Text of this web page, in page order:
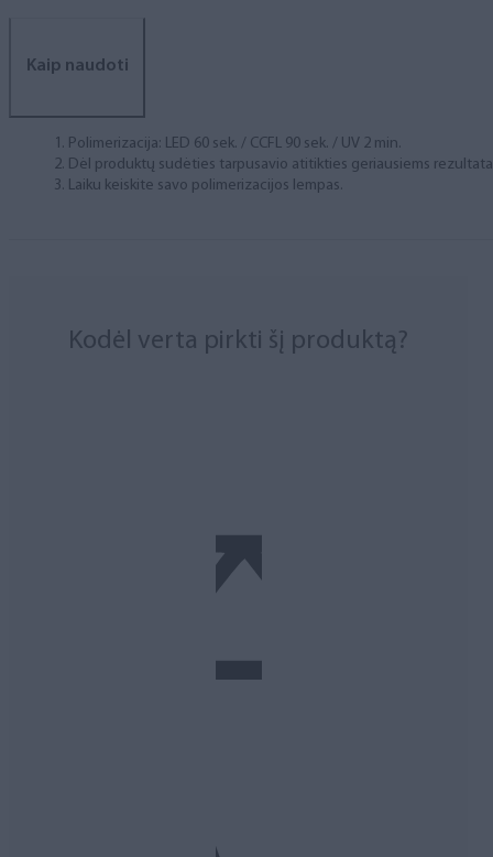
Kaip naudoti
Polimerizacija: LED 60 sek. / CCFL 90 sek. / UV 2 min.
Dėl produktų sudėties tarpusavio atitikties geriausiems
Laiku keiskite savo polimerizacijos lempas.
Kodėl verta pirkti šį produktą?